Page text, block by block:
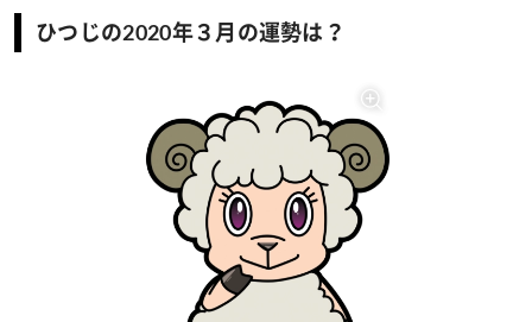
ひつじの2020年３月の運勢は？